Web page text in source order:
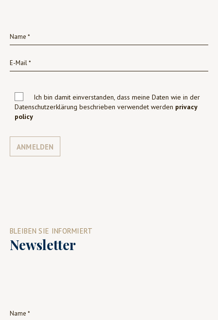
Ich bin damit einverstanden, dass meine Daten wie in der
Datenschutzerklärung beschrieben verwendet werden privacy
policy
ANMELDEN
BLEIBEN SIE INFORMIERT
Newsletter